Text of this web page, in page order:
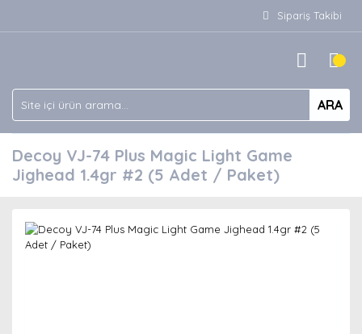
Sipariş Takibi
ARA
Decoy VJ-74 Plus Magic Light Game
Jighead 1.4gr #2 (5 Adet / Paket)